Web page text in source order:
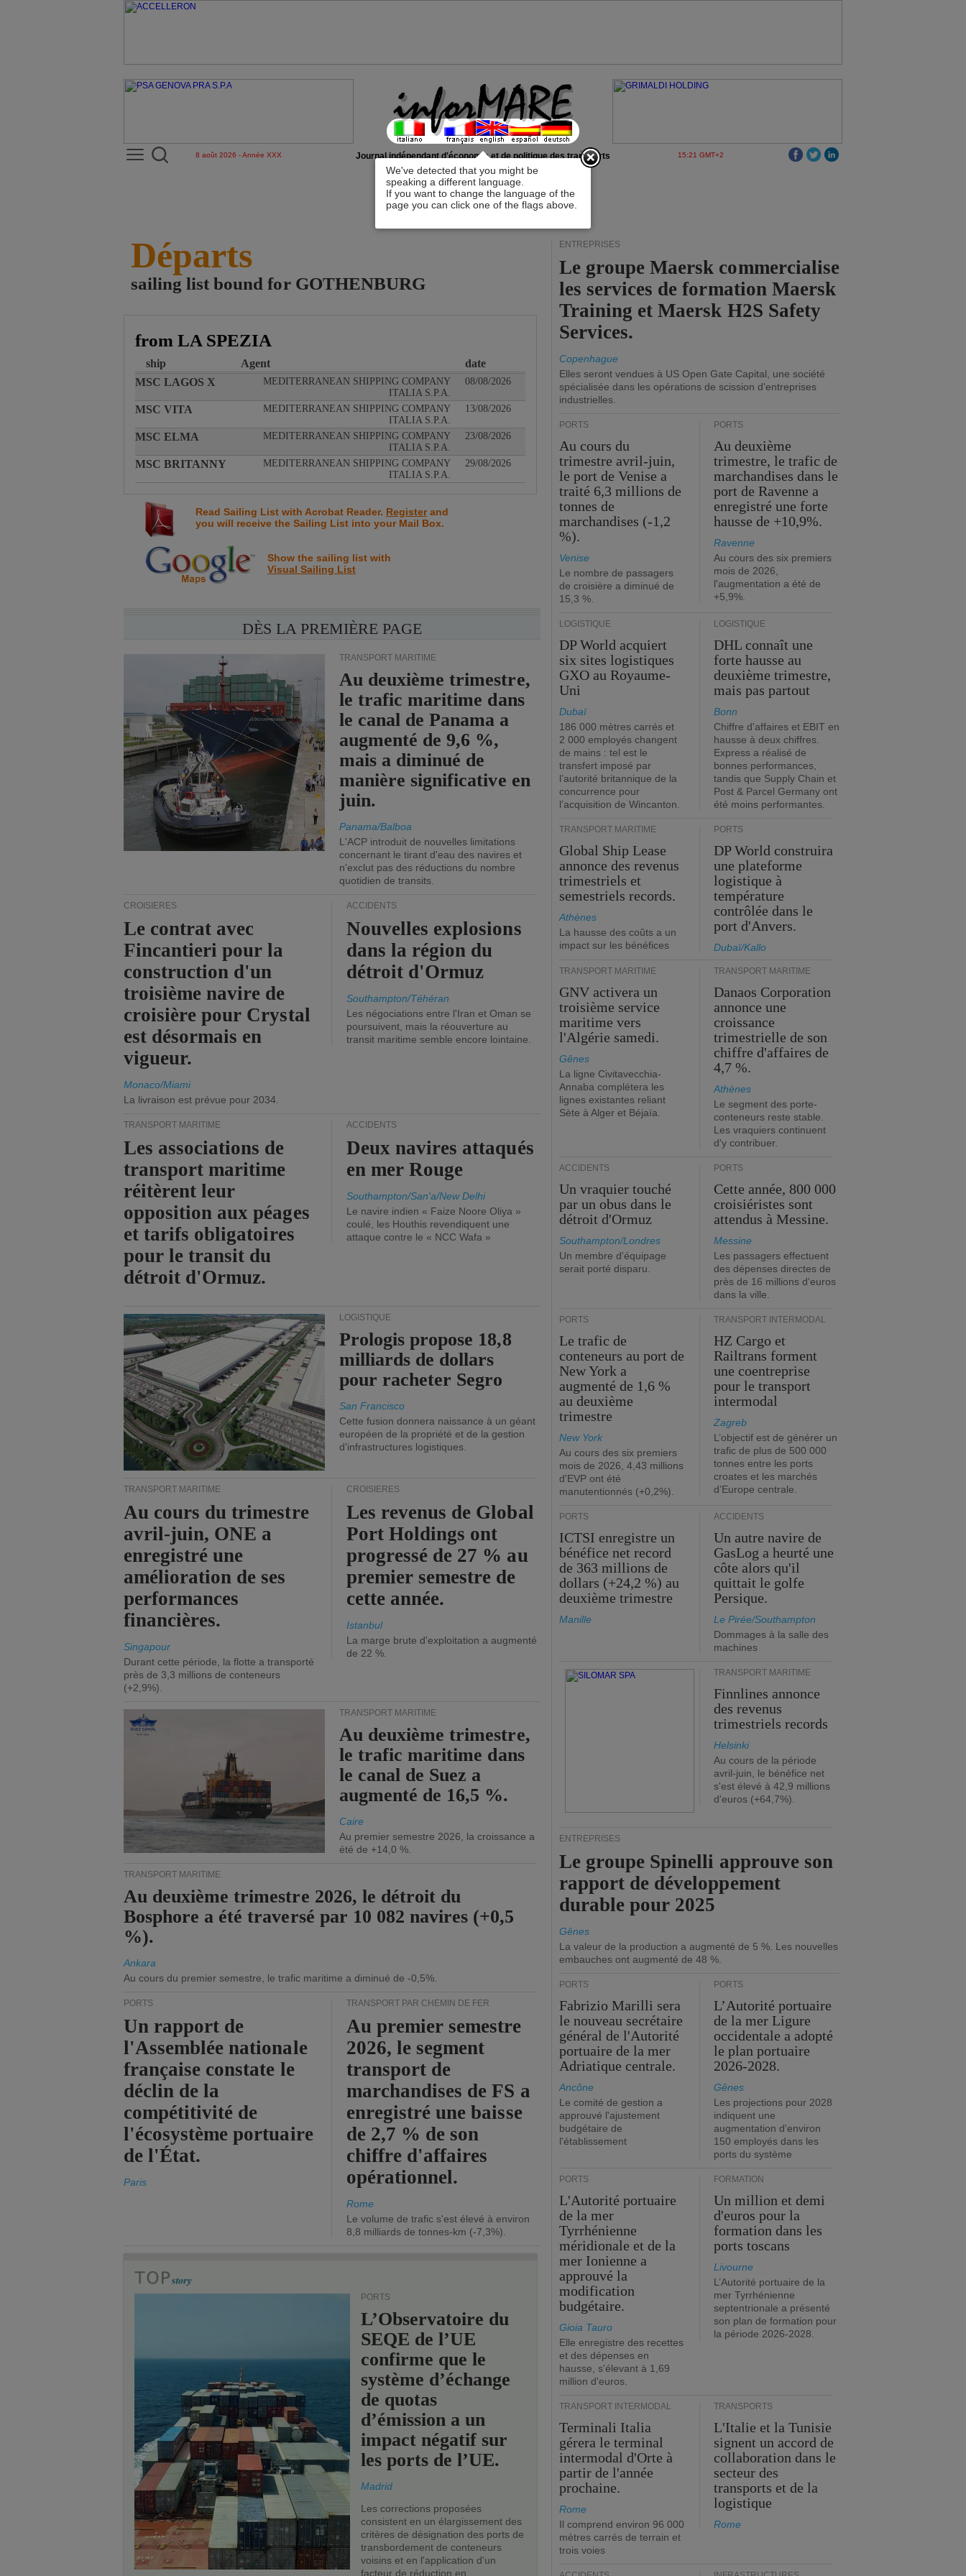
We've detected that you might be
speaking a different language.
If you want to change the language of the
page you can click one of the flags above.
x
8 août 2026 - Année XXX Journal indépendant d'économie et de politique des transports 15:21 GMT+2
Départs
sailing list bound for GOTHENBURG
from LA SPEZIA
ship Agent
date
MSC LAGOS X
MEDITERRANEAN SHIPPING COMPANY
ITALIA S.P.A.
08/08/2026
MSC VITA
MEDITERRANEAN SHIPPING COMPANY
ITALIA S.P.A.
13/08/2026
MSC ELMA
MEDITERRANEAN SHIPPING COMPANY
ITALIA S.P.A.
23/08/2026
MSC BRITANNY
MEDITERRANEAN SHIPPING COMPANY
ITALIA S.P.A.
29/08/2026
Read Sailing List with Acrobat Reader. Registerand
you will receive the Sailing List into your Mail Box.
Show the sailing list with
Visual Sailing List
DÈS LA PREMIÈRE PAGE
TRANSPORT MARITIME
Au deuxième trimestre,
le trafic maritime dans
le canal de Panama a
augmenté de 9,6 %,
mais a diminué de
manière significative en
juin.
Panama/Balboa
L'ACP introduit de nouvelles limitations
concernant le tirant d'eau des navires et
n'exclut pas des réductions du nombre
quotidien de transits.
CROISIÈRES
Le contrat avec
Fincantieri pour la
construction d'un
troisième navire de
croisière pour Crystal
est désormais en
vigueur.
Monaco/Miami
La livraison est prévue pour 2034.
ACCIDENTS
Nouvelles explosions
dans la région du
détroit d'Ormuz
Southampton/Téhéran
Les négociations entre l'Iran et Oman se
poursuivent, mais la réouverture au
transit maritime semble encore lointaine.
TRANSPORT MARITIME
Les associations de
transport maritime
réitèrent leur
opposition aux péages
et tarifs obligatoires
pour le transit du
détroit d'Ormuz.
ACCIDENTS
Deux navires attaqués
en mer Rouge
Southampton/San'a/New Delhi
Le navire indien « Faize Noore Oliya »
coulé, les Houthis revendiquent une
attaque contre le « NCC Wafa »
LOGISTIQUE
Prologis propose 18,8
milliards de dollars
pour racheter Segro
San Francisco
Cette fusion donnera naissance à un géant
européen de la propriété et de la gestion
d'infrastructures logistiques.
TRANSPORT MARITIME
Au cours du trimestre
avril-juin, ONE a
enregistré une
amélioration de ses
performances
financières.
Singapour
Durant cette période, la flotte a transporté
près de 3,3 millions de conteneurs
(+2,9%).
CROISIÈRES
Les revenus de Global
Port Holdings ont
progressé de 27 % au
premier semestre de
cette année.
Istanbul
La marge brute d'exploitation a augmenté
de 22 %.
TRANSPORT MARITIME
Au deuxième trimestre,
le trafic maritime dans
le canal de Suez a
augmenté de 16,5 %.
Caire
Au premier semestre 2026, la croissance a
été de +14,0 %.
TRANSPORT MARITIME
Au deuxième trimestre 2026, le détroit du
Bosphore a été traversé par 10 082 navires (+0,5
%).
Ankara
Au cours du premier semestre, le trafic maritime a diminué de -0,5%.
PORTS
Un rapport de
l'Assemblée nationale
française constate le
déclin de la
compétitivité de
l'écosystème portuaire
de l'État.
Paris
TRANSPORT PAR CHEMIN DE FER
Au premier semestre
2026, le segment
transport de
marchandises de FS a
enregistré une baisse
de 2,7 % de son
chiffre d'affaires
opérationnel.
Rome
Le volume de trafic s'est élevé à environ
8,8 milliards de tonnes-km (-7,3%).
PORTS
L’Observatoire du
SEQE de l’UE
confirme que le
système d’échange
de quotas
d’émission a un
impact négatif sur
les ports de l’UE.
Madrid
Les corrections proposées
consistent en un élargissement des
critères de désignation des ports de
transbordement de conteneurs
voisins et en l'application d'un
facteur de réduction en
ENTREPRISES
Le groupe Maersk commercialise
les services de formation Maersk
Training et Maersk H2S Safety
Services.
Copenhague
Elles seront vendues à US Open Gate Capital, une société
spécialisée dans les opérations de scission d'entreprises
industrielles.
PORTS
Au cours du
trimestre avril-juin,
le port de Venise a
traité 6,3 millions de
tonnes de
marchandises (-1,2
%).
Venise
Le nombre de passagers
de croisière a diminué de
15,3 %.
PORTS
Au deuxième
trimestre, le trafic de
marchandises dans le
port de Ravenne a
enregistré une forte
hausse de +10,9%.
Ravenne
Au cours des six premiers
mois de 2026,
l'augmentation a été de
+5,9%.
LOGISTIQUE
DP World acquiert
six sites logistiques
GXO au Royaume-
Uni
Dubaï
186 000 mètres carrés et
2 000 employés changent
de mains : tel est le
transfert imposé par
l’autorité britannique de la
concurrence pour
l’acquisition de Wincanton.
LOGISTIQUE
DHL connaît une
forte hausse au
deuxième trimestre,
mais pas partout
Bonn
Chiffre d'affaires et EBIT en
hausse à deux chiffres.
Express a réalisé de
bonnes performances,
tandis que Supply Chain et
Post & Parcel Germany ont
été moins performantes.
TRANSPORT MARITIME
Global Ship Lease
annonce des revenus
trimestriels et
semestriels records.
Athènes
La hausse des coûts a un
impact sur les bénéfices
PORTS
DP World construira
une plateforme
logistique à
température
contrôlée dans le
port d'Anvers.
Dubaï/Kallo
TRANSPORT MARITIME
GNV activera un
troisième service
maritime vers
l'Algérie samedi.
Gênes
La ligne Civitavecchia-
Annaba complétera les
lignes existantes reliant
Sète à Alger et Béjaïa.
TRANSPORT MARITIME
Danaos Corporation
annonce une
croissance
trimestrielle de son
chiffre d'affaires de
4,7 %.
Athènes
Le segment des porte-
conteneurs reste stable.
Les vraquiers continuent
d'y contribuer.
ACCIDENTS
Un vraquier touché
par un obus dans le
détroit d'Ormuz
Southampton/Londres
Un membre d'équipage
serait porté disparu.
PORTS
Cette année, 800 000
croisiéristes sont
attendus à Messine.
Messine
Les passagers effectuent
des dépenses directes de
près de 16 millions d'euros
dans la ville.
PORTS
Le trafic de
conteneurs au port de
New York a
augmenté de 1,6 %
au deuxième
trimestre
New York
Au cours des six premiers
mois de 2026, 4,43 millions
d'EVP ont été
manutentionnés (+0,2%).
TRANSPORT INTERMODAL
HZ Cargo et
Railtrans forment
une coentreprise
pour le transport
intermodal
Zagreb
L’objectif est de générer un
trafic de plus de 500 000
tonnes entre les ports
croates et les marchés
d’Europe centrale.
PORTS
ICTSI enregistre un
bénéfice net record
de 363 millions de
dollars (+24,2 %) au
deuxième trimestre
Manille
ACCIDENTS
Un autre navire de
GasLog a heurté une
côte alors qu'il
quittait le golfe
Persique.
Le Pirée/Southampton
Dommages à la salle des
machines
TRANSPORT MARITIME
Finnlines annonce
des revenus
trimestriels records
Helsinki
Au cours de la période
avril-juin, le bénéfice net
s'est élevé à 42,9 millions
d'euros (+64,7%).
ENTREPRISES
Le groupe Spinelli approuve son
rapport de développement
durable pour 2025
Gênes
La valeur de la production a augmenté de 5 %. Les nouvelles
embauches ont augmenté de 48 %.
PORTS
Fabrizio Marilli sera
le nouveau secrétaire
général de l'Autorité
portuaire de la mer
Adriatique centrale.
Ancône
Le comité de gestion a
approuvé l'ajustement
budgétaire de
l'établissement
PORTS
L’Autorité portuaire
de la mer Ligure
occidentale a adopté
le plan portuaire
2026-2028.
Gênes
Les projections pour 2028
indiquent une
augmentation d'environ
150 employés dans les
ports du système
PORTS
L'Autorité portuaire
de la mer
Tyrrhénienne
méridionale et de la
mer Ionienne a
approuvé la
modification
budgétaire.
Gioia Tauro
Elle enregistre des recettes
et des dépenses en
hausse, s'élevant à 1,69
million d'euros.
FORMATION
Un million et demi
d'euros pour la
formation dans les
ports toscans
Livourne
L’Autorité portuaire de la
mer Tyrrhénienne
septentrionale a présenté
son plan de formation pour
la période 2026-2028.
TRANSPORT INTERMODAL
Terminali Italia
gérera le terminal
intermodal d'Orte à
partir de l'année
prochaine.
Rome
Il comprend environ 96 000
mètres carrés de terrain et
trois voies
TRANSPORTS
L'Italie et la Tunisie
signent un accord de
collaboration dans le
secteur des
transports et de la
logistique
Rome